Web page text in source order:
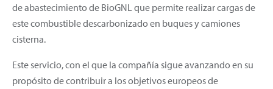
de abastecimiento de BioGNL que permite realizar cargas de
este combustible descarbonizado en buques y camiones
cisterna.
Este servicio, con el que la compañía sigue avanzando en su
propósito de contribuir a los objetivos europeos de